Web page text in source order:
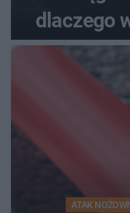
dlaczego
ATAK